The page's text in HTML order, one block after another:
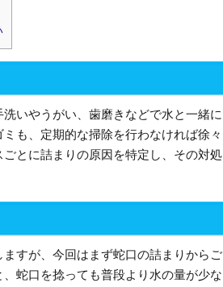
いやうがい、歯磨きなどで水と一緒に
も、定期的な掃除を行わなければ徐々
とに詰まりの原因を特定し、その対処
すが、今回はまず蛇口の詰まりからご
蛇口を捻っても普段より水の量が少な